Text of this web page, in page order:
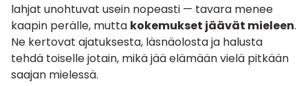
lahjat unohtuvat usein nopeasti — tavara menee
kaapin perälle, mutta kokemukset jäävät mieleen.
Ne kertovat ajatuksesta, läsnäolosta ja halusta
tehdä toiselle jotain, mikä jää elämään vielä pitkään
saajan mielessä.